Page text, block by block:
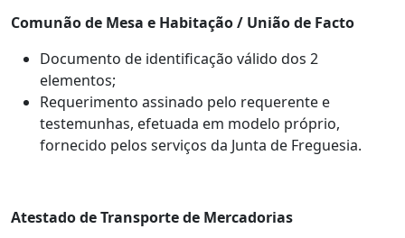
Comunão de Mesa e Habitação / União de Facto
Documento de identificação válido dos 2
elementos;
Requerimento assinado pelo requerente e
testemunhas, efetuada em modelo próprio,
fornecido pelos serviços da Junta de Freguesia.
Atestado de Transporte de Mercadorias